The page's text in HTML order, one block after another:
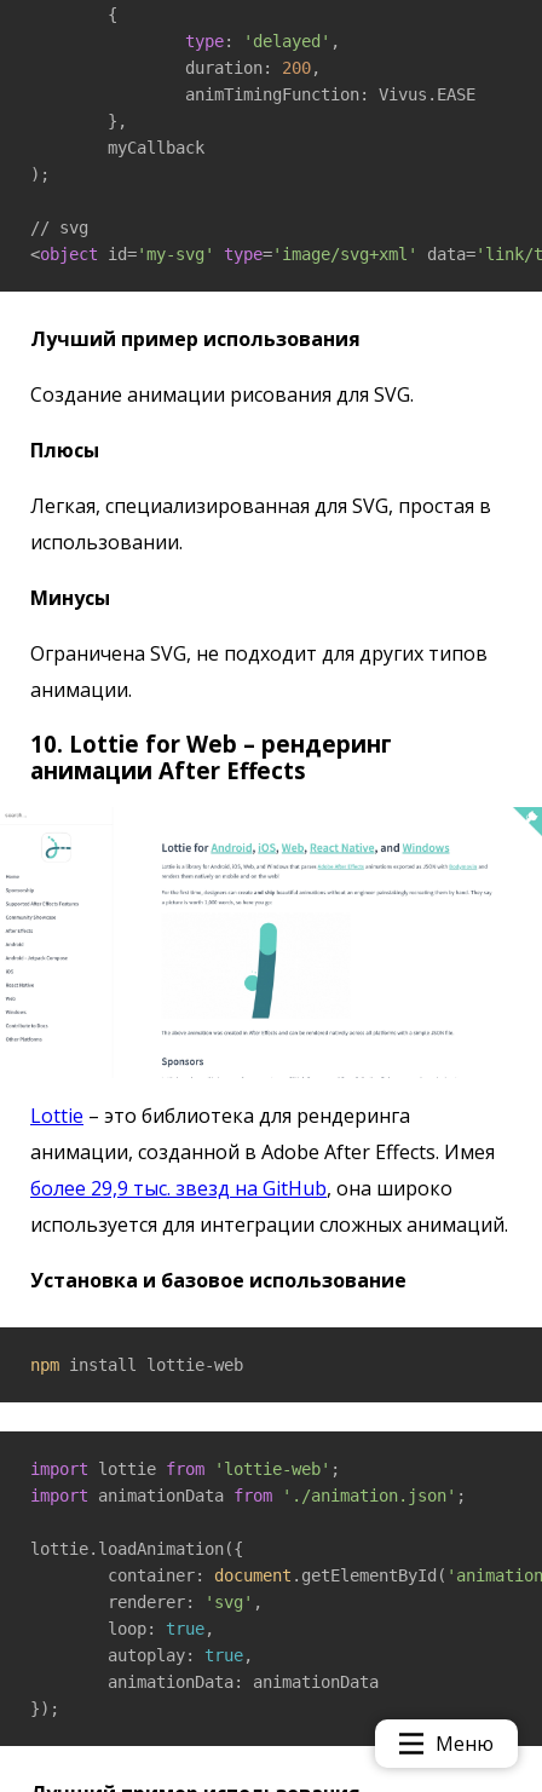
type: 'delayed' ,
		duration:
200,
);
// svg
<object id='my-svg' type='image/svg+xml' data='link/
Лучший пример использования
Создание анимации рисования для SVG.
Плюсы
Легкая, специализированная для SVG, простая в
использовании.
Минусы
Ограничена SVG, не подходит для других типов
анимации.
10. Lottie for Web – рендеринг
анимации After Effects
Lottie – это библиотека для рендеринга
анимации, созданной в Adobe After Effects. Имея
более 29,9 тыс. звезд на GitHub, она широко
используется для интеграции сложных анимаций.
Установка и базовое использование
npm install lottie-web
import lottie from 'lottie-web'
import animationData from './animation.json' ;
lottie.loadAnimation({
	container:
document .getElementById(
	renderer:
'svg' ,
	loop:
true,
	autoplay:
true,
});
Меню